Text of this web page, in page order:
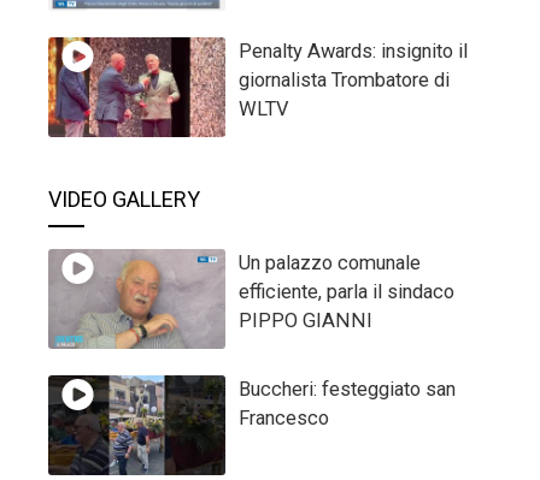
Penalty Awards: insignito il
giornalista Trombatore di
WLTV
VIDEO GALLERY
Un palazzo comunale
efficiente, parla il sindaco
PIPPO GIANNI
Buccheri: festeggiato san
Francesco